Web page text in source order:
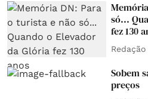
só...
fez 130
Redação
Sobem
preços